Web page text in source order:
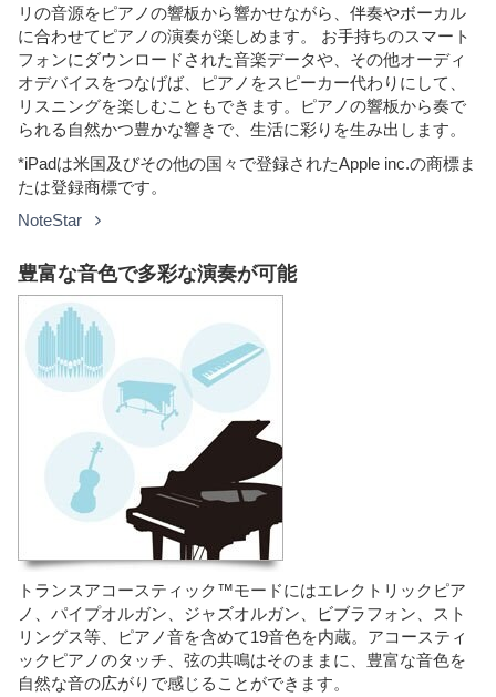
リの音源をピアノの響板から響かせながら、伴奏やボーカル
に合わせてピアノの演奏が楽しめます。 お手持ちのスマート
フォンにダウンロードされた音楽データや、その他オーディ
オデバイスをつなげば、ピアノをスピーカー代わりにして、
リスニングを楽しむこともできます。ピアノの響板から奏で
られる自然かつ豊かな響きで、生活に彩りを生み出します。
*iPadは米国及びその他の国々で登録されたApple inc.の商標ま
たは登録商標です。
NoteStar
豊富な音色で多彩な演奏が可能
トランスアコースティック™モードにはエレクトリックピア
ノ、パイプオルガン、ジャズオルガン、ビブラフォン、スト
リングス等、ピアノ音を含めて19音色を内蔵。アコースティ
ックピアノのタッチ、弦の共鳴はそのままに、豊富な音色を
自然な音の広がりで感じることができます。